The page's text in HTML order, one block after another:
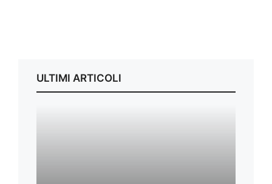
ULTIMI ARTICOLI